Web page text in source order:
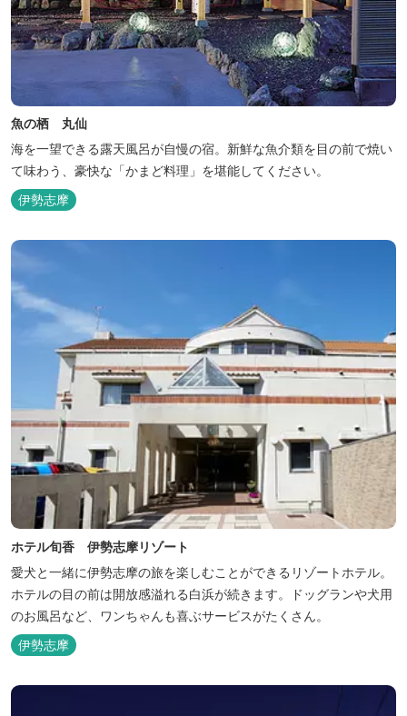
魚の栖 丸仙
海を一望できる露天風呂が自慢の宿。新鮮な魚介類を目の前で焼い
て味わう、豪快な「かまど料理」を堪能してください。
伊勢志摩
ホテル旬香 伊勢志摩リゾート
愛犬と一緒に伊勢志摩の旅を楽しむことができるリゾートホテル。
ホテルの目の前は開放感溢れる白浜が続きます。ドッグランや犬用
のお風呂など、ワンちゃんも喜ぶサービスがたくさん。
伊勢志摩